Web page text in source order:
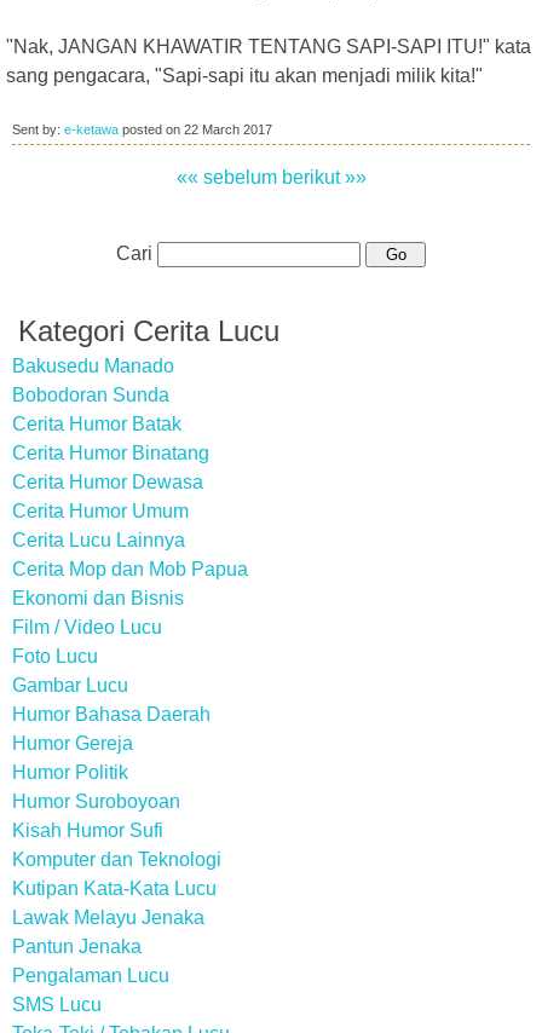
"Nak, JANGAN KHAWATIR TENTANG SAPI-SAPI ITU!" kata
sang pengacara, "Sapi-sapi itu akan menjadi milik kita!"
Sent by: e-ketawa posted on 22 March 2017
«« sebelum berikut »»
Cari
Kategori Cerita Lucu
Bakusedu Manado
Bobodoran Sunda
Cerita Humor Batak
Cerita Humor Binatang
Cerita Humor Dewasa
Cerita Humor Umum
Cerita Lucu Lainnya
Cerita Mop dan Mob Papua
Ekonomi dan Bisnis
Film / Video Lucu
Foto Lucu
Gambar Lucu
Humor Bahasa Daerah
Humor Gereja
Humor Politik
Humor Suroboyoan
Kisah Humor Sufi
Komputer dan Teknologi
Kutipan Kata-Kata Lucu
Lawak Melayu Jenaka
Pantun Jenaka
Pengalaman Lucu
SMS Lucu